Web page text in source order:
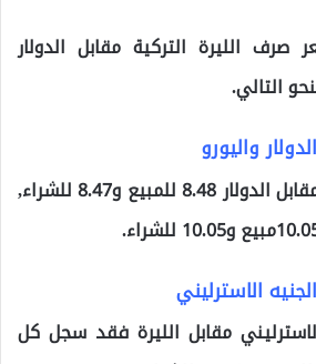
الليرة التركية مقابل الدولار
التالي.
واليورو
سجلت الليرة التركية مقابل الدولار 8.48 للمبيع و8.47 للشراء,
الاسترليني
مقابل الليرة فقد سجل كل